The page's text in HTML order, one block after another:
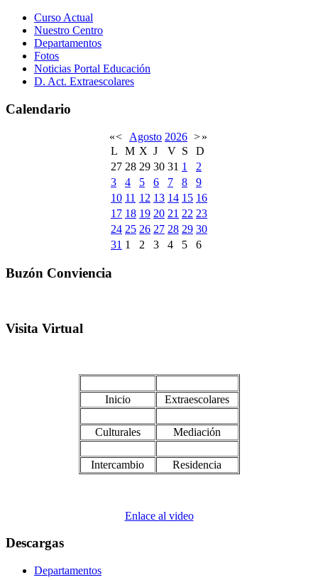
Curso Actual
Nuestro Centro
Departamentos
Fotos
Noticias Portal Educación
D. Act. Extraescolares
Calendario
«< Agosto 2026 >»
L
M X J V S
D
27 28 29 30 31 1
2
3
4 5 6 7 8
9
10 11 12 13 14 15 16
17 18 19 20 21 22 23
24 25 26 27 28 29 30
31 1 2 3 4 5 6
Buzón Conviencia
Visita Virtual
Inicio Extraescolares
Culturales Mediación
Intercambio Residencia
Enlace al video
Descargas
Departamentos